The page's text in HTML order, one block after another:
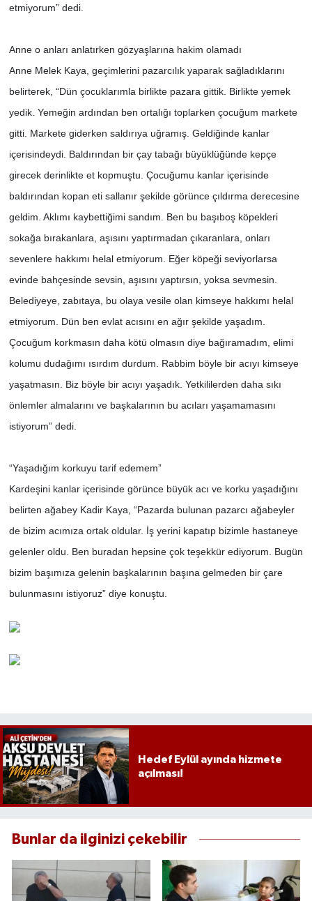
etmiyorum” dedi.
Anne o anları anlatırken gözyaşlarına hakim olamadı
Anne Melek Kaya, geçimlerini pazarcılık yaparak sağladıklarını
belirterek, “Dün çocuklarımla birlikte pazara gittik. Birlikte yemek
yedik. Yemeğin ardından ben ortalığı toplarken çocuğum markete
gitti. Markete giderken saldırıya uğramış. Geldiğinde kanlar
içerisindeydi. Baldırından bir çay tabağı büyüklüğünde kepçe
girecek derinlikte et kopmuştu. Çocuğumu kanlar içerisinde
baldırından kopan eti sallanır şekilde görünce çıldırma derecesine
geldim. Aklımı kaybettiğimi sandım. Ben bu başıboş köpekleri
sokağa bırakanlara, aşısını yaptırmadan çıkaranlara, onları
sevenlere hakkımı helal etmiyorum. Eğer köpeği seviyorlarsa
evinde bahçesinde sevsin, aşısını yaptırsın, yoksa sevmesin.
Belediyeye, zabıtaya, bu olaya vesile olan kimseye hakkımı helal
etmiyorum. Dün ben evlat acısını en ağır şekilde yaşadım.
Çocuğum korkmasın daha kötü olmasın diye bağıramadım, elimi
kolumu dudağımı ısırdım durdum. Rabbim böyle bir acıyı kimseye
yaşatmasın. Biz böyle bir acıyı yaşadık. Yetkililerden daha sıkı
önlemler almalarını ve başkalarının bu acıları yaşamamasını
istiyorum” dedi.
“Yaşadığım korkuyu tarif edemem”
Kardeşini kanlar içerisinde görünce büyük acı ve korku yaşadığını
belirten ağabey Kadir Kaya, “Pazarda bulunan pazarcı ağabeyler
de bizim acımıza ortak oldular. İş yerini kapatıp bizimle hastaneye
gelenler oldu. Ben buradan hepsine çok teşekkür ediyorum. Bugün
bizim başımıza gelenin başkalarının başına gelmeden bir çare
bulunmasını istiyoruz” diye konuştu.
Hedef Eylül ayında hizmete
açılması!
Bunlar da ilginizi çekebilir